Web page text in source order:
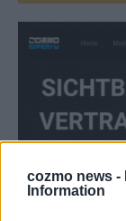
cozmo news -
Information